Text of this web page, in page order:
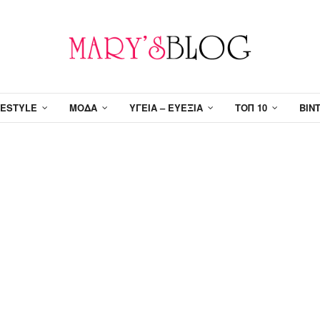
ΜΌΔΑ ΥΓΕΊΑ – ΕΥΕΞΊΑ ΤΟΠ 10